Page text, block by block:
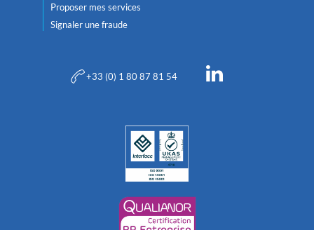
Proposer mes services
Signaler une fraude
+33 (0) 1 80 87 81 54